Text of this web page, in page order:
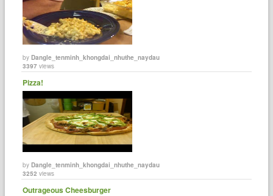
byDangle_tenminh_khongdai_nhuthe_naydau
3397 views
Pizza!
byDangle_tenminh_khongdai_nhuthe_naydau
3252 views
Outrageous Cheesburger